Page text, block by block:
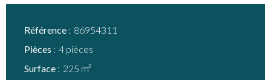
Référence
86954311
Pièces
4 pièces
Surface
225 m²